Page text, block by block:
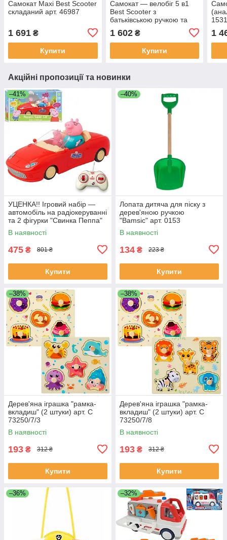
Самокат Maxi Best Scooter
складаний арт. 46987
1 691 ₴
Купити
Самокат — велобіг 5 в1
Best Scooter з
батьківською ручкою та
1 602₴
Купити
1
Акційні пропозиції та новинки
–41%
УЦЕНКА!! Ігровий набір —
автомобіль на радіокеруванні
та 2 фігурки "Свинка Пеппа"
(Peppa Pig) арт. 000-1
В наявності
475 ₴ 801 ₴
Купити
–40%
Лопата дитяча для піску з
дерев'яною ручкою
"Bamsic" арт. 0153
В наявності
134 ₴ 223 ₴
Купити
–38%
Дерев'яна іграшка "рамка-
вкладиш" (2 штуки) арт. C
73250/7/3
В наявності
193 ₴ 312 ₴
Купити
–38%
Дерев'яна іграшка "рамка-
вкладиш" (2 штуки) арт. C
73250/7/8
В наявності
193 ₴ 312 ₴
Купити
–36% –32%